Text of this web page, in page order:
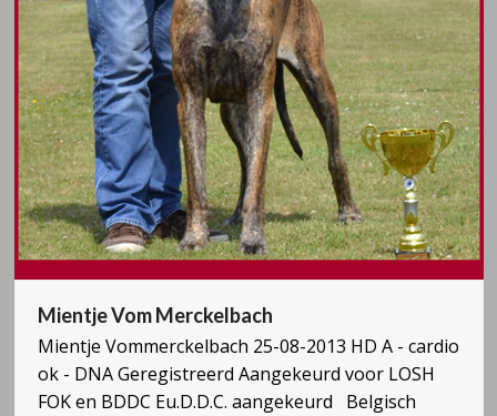
Mientje Vom Merckelbach
Mientje Vommerckelbach 25-08-2013 HD A - cardio
ok - DNA Geregistreerd Aangekeurd voor LOSH
FOK en BDDC Eu.D.D.C. aangekeurd Belgisch